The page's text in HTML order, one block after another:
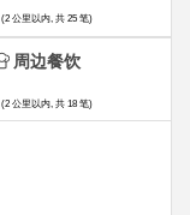
(2 公里以内, 共 25 笔)
周边餐饮
(2 公里以内, 共 18 笔)